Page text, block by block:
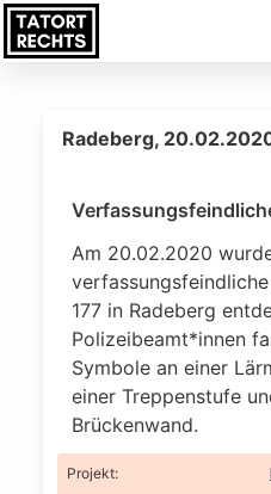
Radeberg,
Am 20.02.2020
177 in Radeberg
Polizeibeamt*innen
Symbole an einer
einer Treppenstufe
Brückenwand.
Projekt: